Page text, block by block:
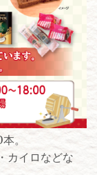
。
カイロなどな